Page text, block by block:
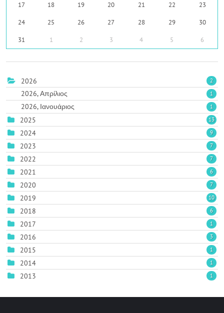
17 18 19 20 21 22 23
24 25 26 27 28 29 30
31 1 2 3 4 5 6
2026 2
2026, Απρίλιος 1
2026, Ιανουάριος 1
2025 13
2024 9
2023 7
2022 7
2021 6
2020 7
2019 10
2018 6
2017 1
2016 3
2015 1
2014 1
2013 1